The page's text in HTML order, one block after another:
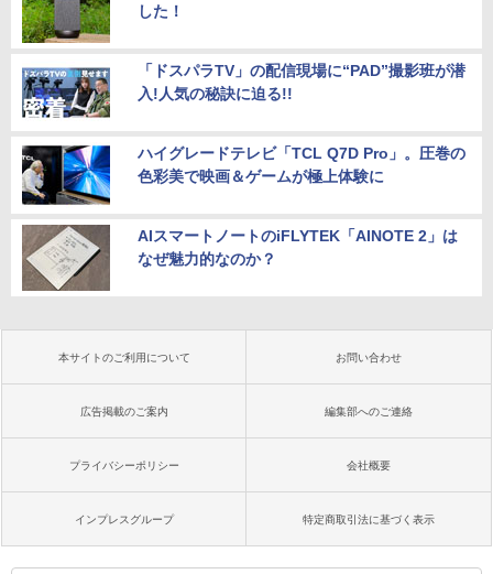
した！
「ドスパラTV」の配信現場に“PAD”撮影班が潜
入!人気の秘訣に迫る!!
ハイグレードテレビ「TCL Q7D Pro」。圧巻の
色彩美で映画＆ゲームが極上体験に
AIスマートノートのiFLYTEK「AINOTE 2」は
なぜ魅力的なのか？
本サイトのご利用について お問い合わせ
広告掲載のご案内 編集部へのご連絡
プライバシーポリシー 会社概要
インプレスグループ 特定商取引法に基づく表示